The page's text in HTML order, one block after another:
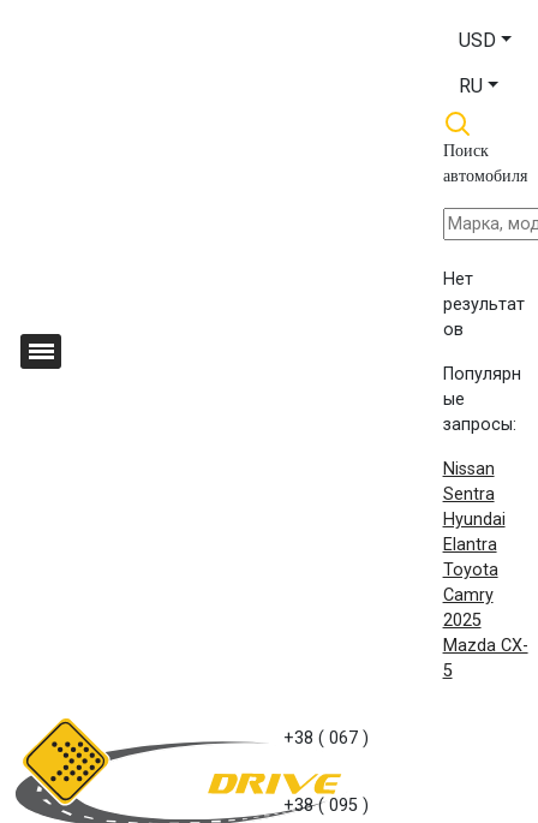
USD
RU
Поиск
автомобиля
Нет
результат
ов
Популярн
ые
запросы:
Nissan
Sentra
Hyundai
Elantra
Toyota
Camry
2025
Mazda CX-
5
+38 ( 067 )
+38 ( 095 )